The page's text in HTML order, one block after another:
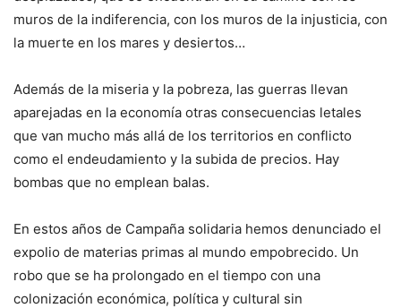
muros de la indiferencia, con los muros de la injusticia, con
la muerte en los mares y desiertos…
Además de la miseria y la pobreza, las guerras llevan
aparejadas en la economía otras consecuencias letales
que van mucho más allá de los territorios en conflicto
como el endeudamiento y la subida de precios. Hay
bombas que no emplean balas.
En estos años de Campaña solidaria hemos denunciado el
expolio de materias primas al mundo empobrecido. Un
robo que se ha prolongado en el tiempo con una
colonización económica, política y cultural sin